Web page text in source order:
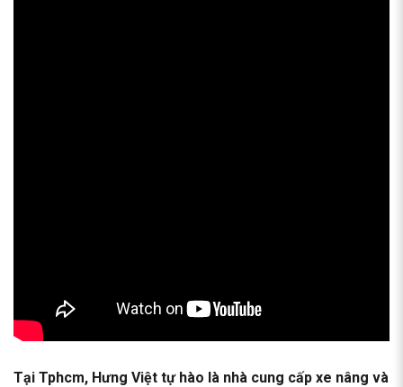
Tại Tphcm, Hưng Việt tự hào là nhà cung cấp xe nâng và